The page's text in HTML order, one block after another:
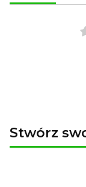
Stwórz